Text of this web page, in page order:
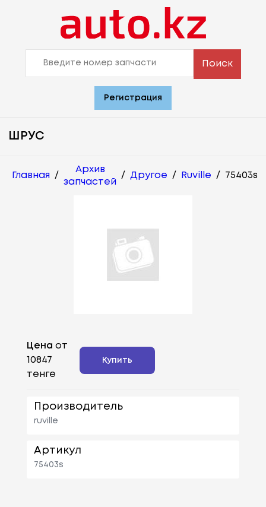
Поиск
Регистрация
ШРУС
Главная /
Архив
запчастей
/ Другое / Ruville / 75403s
Цена от
10847
тенге
Купить
Производитель
ruville
Артикул
75403s